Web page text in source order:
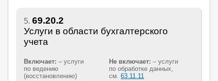
5. 69.20.2
Услуги в области бухгалтерского
учета
Включает: – услуги
по ведению
(восстановлению)
Не включает: – услуги
по обработке данных,
см. 63.11.11